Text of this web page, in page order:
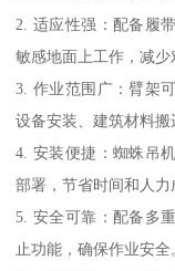
2. 适应性强：配备履
敏感地面上工作，减少
3. 作业范围广：臂架
设备安装、建筑材料搬
4. 安装便捷：蜘蛛吊
部署，节省时间和人力
5. 安全可靠：配备多
止功能，确保作业安全